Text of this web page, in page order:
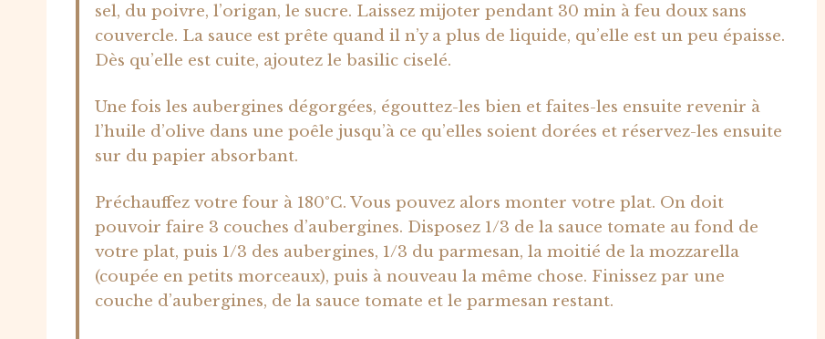
sel, du poivre, l’origan, le sucre. Laissez mijoter pendant 30 min à feu doux sans
couvercle. La sauce est prête quand il n’y a plus de liquide, qu’elle est un peu épaisse.
Dès qu’elle est cuite, ajoutez le basilic ciselé.
Une fois les aubergines dégorgées, égouttez-les bien et faites-les ensuite revenir à
l’huile d’olive dans une poêle jusqu’à ce qu’elles soient dorées et réservez-les ensuite
sur du papier absorbant.
Préchauffez votre four à 180°C. Vous pouvez alors monter votre plat. On doit
pouvoir faire 3 couches d’aubergines. Disposez 1/3 de la sauce tomate au fond de
votre plat, puis 1/3 des aubergines, 1/3 du parmesan, la moitié de la mozzarella
(coupée en petits morceaux), puis à nouveau la même chose. Finissez par une
couche d’aubergines, de la sauce tomate et le parmesan restant.